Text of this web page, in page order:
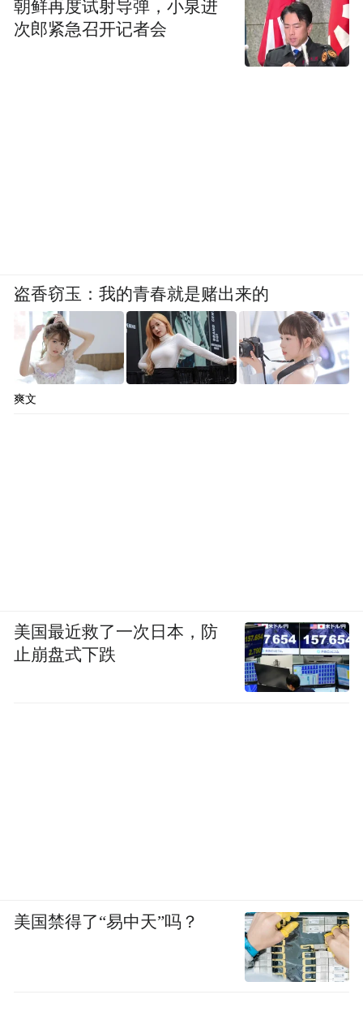
朝鲜再度试射导弹，小泉进
次郎紧急召开记者会
盗香窃玉：我的青春就是赌出来的
爽文
美国最近救了一次日本，防
止崩盘式下跌
美国禁得了“易中天”吗？